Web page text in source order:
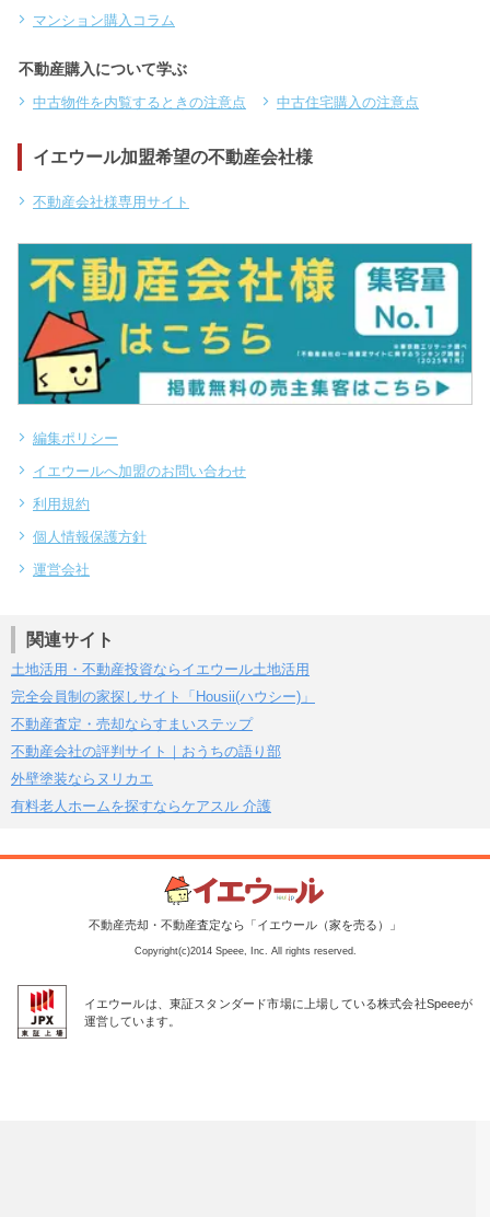
マンション購入コラム
不動産購入について学ぶ
中古物件を内覧するときの注意点 中古住宅購入の注意点
イエウール加盟希望の不動産会社様
不動産会社様専用サイト
編集ポリシー
イエウールへ加盟のお問い合わせ
利用規約
個人情報保護方針
運営会社
関連サイト
土地活用・不動産投資ならイエウール土地活用
完全会員制の家探しサイト「Housii(ハウシー)」
不動産査定・売却ならすまいステップ
不動産会社の評判サイト｜おうちの語り部
外壁塗装ならヌリカエ
有料老人ホームを探すならケアスル 介護
不動産売却・不動産査定なら「イエウール（家を売る）」
Copyright(c)2014 Speee, Inc. All rights reserved.
イエウールは、東証スタンダード市場に上場している株式会社Speeeが
運営しています。